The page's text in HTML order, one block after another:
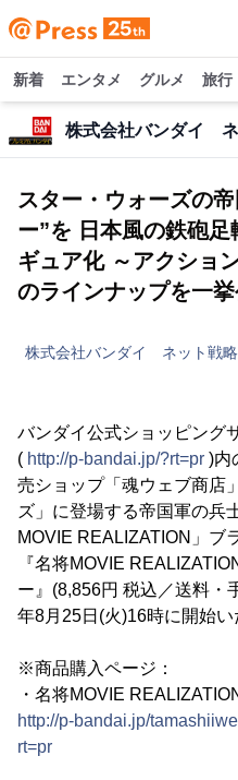
新着 エンタメ グルメ 旅行
株式会社バンダイ
スター・ウォーズの
ー”を 日本風の鉄砲
ギュア化 ～アクショ
のラインナップを一挙
株式会社バンダイ ネット戦
バンダイ公式ショッピング
( http://p-bandai.jp/?rt=pr )内
売ショップ「魂ウェブ商店
ズ」に登場する帝国軍の兵
MOVIE REALIZATION」ブ
『名将MOVIE
ー』(8,856円 税込／送料・
年8月25日(火)16時に開始い
※商品購入ページ：
・名将MOVIE
http://p-bandai.jp/
rt=pr